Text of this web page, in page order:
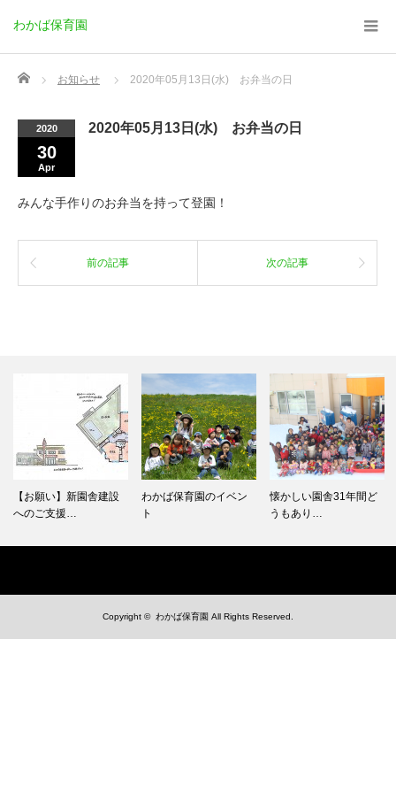
わかば保育園
Home お知らせ 2020年05月13日(水) お弁当の日
2020
30
Apr
2020年05月13日(水) お弁当の日
みんな手作りのお弁当を持って登園！
前の記事 次の記事
【お願い】新園舎建設
へのご支援…
わかば保育園のイベン
ト
懐かしい園舎31年間ど
うもあり…
Copyright © わかば保育園 All Rights Reserved.